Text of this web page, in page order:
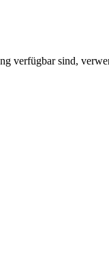
verfügbar sind,